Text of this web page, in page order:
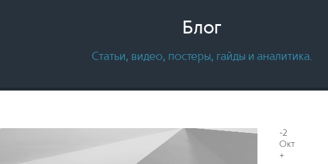
Блог
Статьи, видео, постеры, гайды и аналитика.
-2
Окт
+